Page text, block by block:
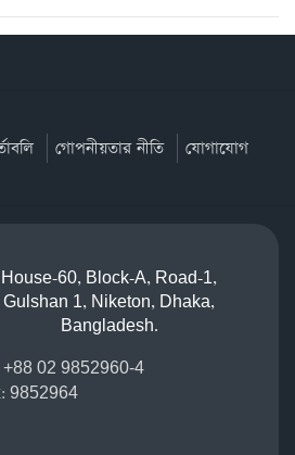
গোপনীয়তার নীতি যোগাযোগ
House-60, Block-A, Road-1,
Gulshan 1, Niketon, Dhaka,
Bangladesh.
+88 02 9852960-4
9852964